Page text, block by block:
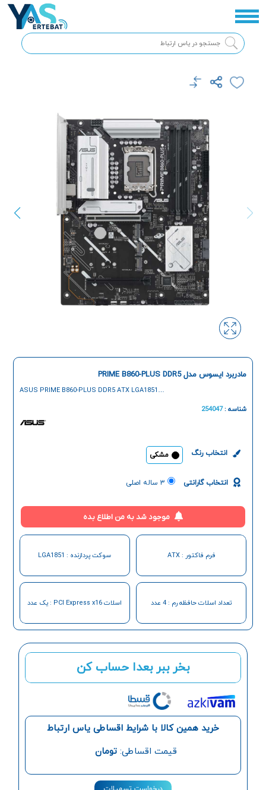
بخر ببر بعدا حساب کن
خرید همین کالا با شرایط اقساطی یاس ارتباط
قیمت اقساطی: تومان
مادربرد ایسوس مدل PRIME B860-PLUS DDR5
ASUS PRIME B860-PLUS DDR5 ATX LGA1851
شناسه :254047
انتخاب رنگ مشکی
انتخاب گارانتی ۳ ساله اصلی
موجود شد به من اطلاع بده
فرم فاکتور : ATX سوکت پردازنده : LGA1851
تعداد اسلات حافظه رم : 4 عدد اسلات PCI Express x16 : یک عدد